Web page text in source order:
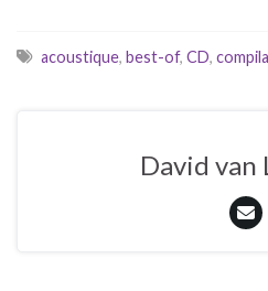
acoustique, best-of, CD,
David van